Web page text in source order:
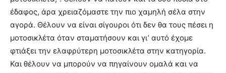
έδαφος, άρα χρειαζόμαστε την πιο χαμηλή σέλα στην
αγορά. Θέλουν να είναι σίγουροι ότι δεν θα τους πέσει η
μοτοσικλέτα όταν σταματήσουν και γι’ αυτό έχομε
φτιάξει την ελαφρύτερη μοτοσικλέτα στην κατηγορία.
Και θέλουν να μπορούν να πηγαίνουν ομαλά και να